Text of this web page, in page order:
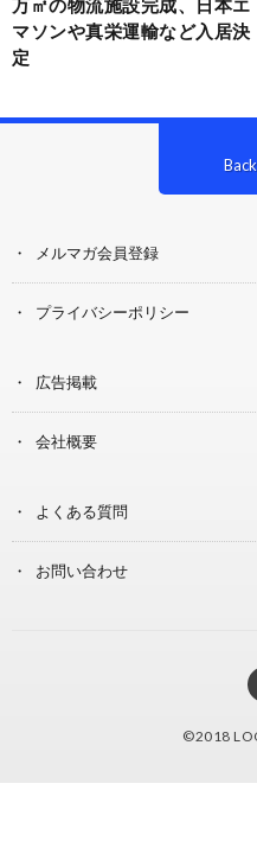
万㎡の物流施設完成、日本エ
マソンや真栄運輸など入居決
定
メルマガ会員登録
プライバシーポリシー
広告掲載
会社概要
よくある質問
お問い合わせ
©2018